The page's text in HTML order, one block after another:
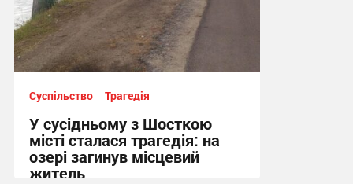
Суспільство Трагедія
У сусідньому з Шосткою
місті сталася трагедія: на
озері загинув місцевий
житель